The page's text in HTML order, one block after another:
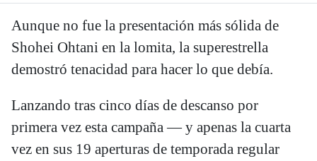
Aunque no fue la presentación más sólida de
Shohei Ohtani en la lomita, la superestrella
demostró tenacidad para hacer lo que debía.
Lanzando tras cinco días de descanso por
primera vez esta campaña — y apenas la cuarta
vez en sus 19 aperturas de temporada regular